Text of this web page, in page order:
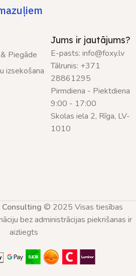
Piegāde
izsekošana
Jums ir jautājums?
E-pasts: info@foxy.lv
Tālrunis: +371
28861295
Pirmdiena - Piektdiena
9:00 - 17:00
Skolas iela 2, Rīga, LV-
1010
© 2025 Visas tiesības
bez administrācijas piekrišanas ir
aizliegts